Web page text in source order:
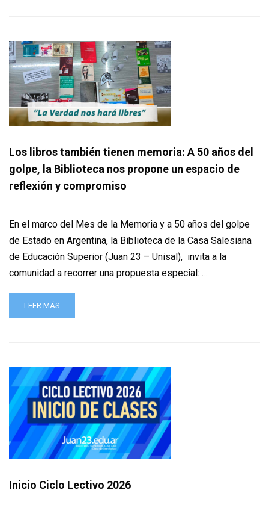
Los libros también tienen memoria: A 50 años del
golpe, la Biblioteca nos propone un espacio de
reflexión y compromiso
En el marco del Mes de la Memoria y a 50 años del golpe
de Estado en Argentina, la Biblioteca de la Casa Salesiana
de Educación Superior (Juan 23 – Unisal), invita a la
comunidad a recorrer una propuesta especial: …
LEER MÁS
Inicio Ciclo Lectivo 2026